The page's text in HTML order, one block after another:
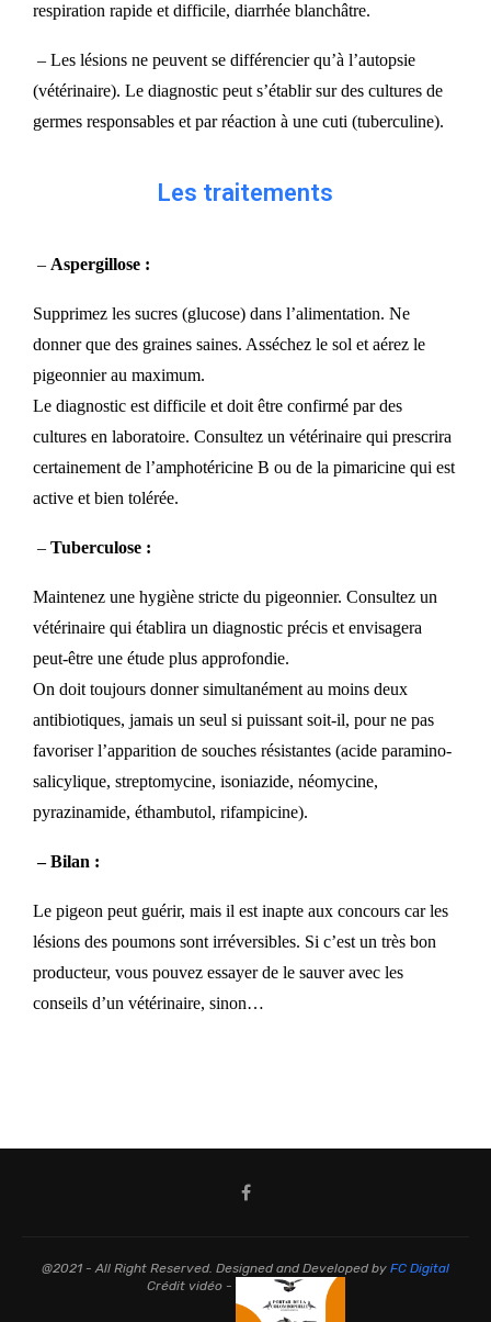
respiration rapide et difficile, diarrhée blanchâtre.
– Les lésions ne peuvent se différencier qu’à l’autopsie
(vétérinaire). Le diagnostic peut s’établir sur des cultures de
germes responsables et par réaction à une cuti (tuberculine).
Les traitements
– Aspergillose :
Supprimez les sucres (glucose) dans l’alimentation. Ne
donner que des graines saines. Asséchez le sol et aérez le
pigeonnier au maximum.
Le diagnostic est difficile et doit être confirmé par des
cultures en laboratoire. Consultez un vétérinaire qui prescrira
certainement de l’amphotéricine B ou de la pimaricine qui est
active et bien tolérée.
– Tuberculose :
Maintenez une hygiène stricte du pigeonnier. Consultez un
vétérinaire qui établira un diagnostic précis et envisagera
peut-être une étude plus approfondie.
On doit toujours donner simultanément au moins deux
antibiotiques, jamais un seul si puissant soit-il, pour ne pas
favoriser l’apparition de souches résistantes (acide paramino-
salicylique, streptomycine, isoniazide, néomycine,
pyrazinamide, éthambutol, rifampicine).
– Bilan :
Le pigeon peut guérir, mais il est inapte aux concours car les
lésions des poumons sont irréversibles. Si c’est un très bon
producteur, vous pouvez essayer de le sauver avec les
conseils d’un vétérinaire, sinon…
@2021 - All Right Reserved. Designed and Developed by FC Digital
Crédit vidéo -